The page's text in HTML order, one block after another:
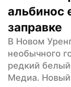
альбинос
заправке
В Новом
необычного
редкий
Медиа. Новый